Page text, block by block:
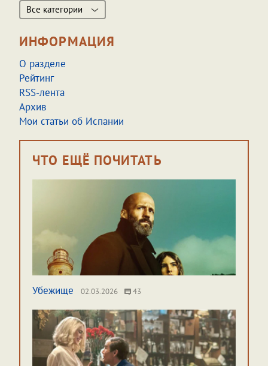
Все категории
ИНФОРМАЦИЯ
О разделе
Рейтинг
RSS-лента
Архив
Мои статьи об Испании
ЧТО ЕЩЁ ПОЧИТАТЬ
Убежище 02.03.2026 43